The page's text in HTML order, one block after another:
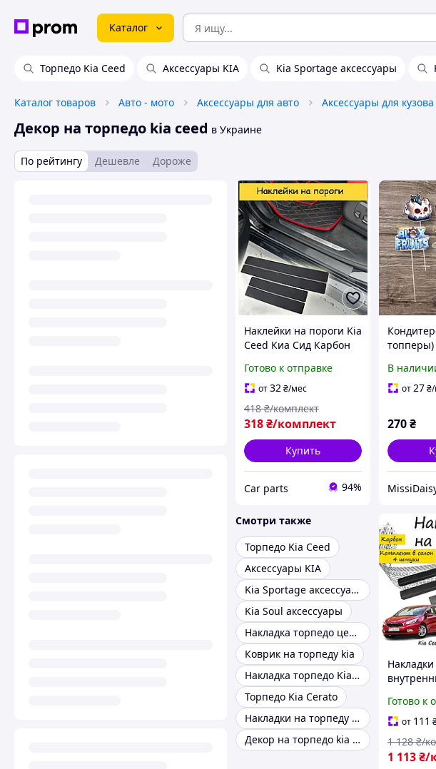
Каталог
Торпедо Kia Ceed Аксессуары KIA Kia Sportage аксессуары
Каталог товаров Авто - мото Аксессуары для авто Аксессуары для
Декор на торпедо kia ceed в Украине
По рейтингу Дешевле Дороже
Наклейки на пороги Kia
Ceed Киа Cид Карбон
порогов
Готово к отправке
от32₴/мес
318₴/комплект
418 ₴/комплект
Купить
Сar parts 94%
на торт
В
от27₴
270₴
Смотри также
Торпедо Kia Ceed
Аксессуары KIA
Kia Sportage аксессуары
Kia Soul аксессуары
Накладка торпедо центральная kia sportage
Коврик на торпеду kia
Накладка торпедо Kia Ceed
Торпедо Kia Cerato
Накладки на торпеду для Kia Cerato
Декор на торпедо kia sportage
2018
Карбон
порогов
Готово к
от 111
1 113₴/
1 128 ₴/